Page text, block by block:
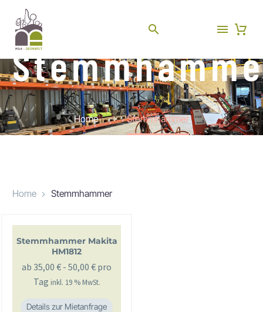
Home Stemmhammer
Home Stemmhammer
Stemmhammer Makita
HM1812
ab 35,00 € - 50,00 € pro
Tag inkl. 19 % MwSt.
Details zur Mietanfrage